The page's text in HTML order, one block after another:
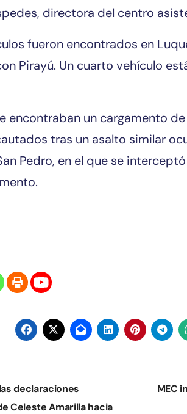
directora del centro
fueron encontrados en
Pirayú. Un cuarto vehículo
encontraban un cargamento
tras un asalto similar
Pedro, en el que se
declaraciones
Celeste Amarilla hacia
MEC